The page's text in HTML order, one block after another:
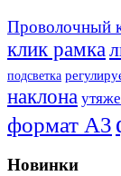
Проволочный
клик рамка
подсветка
наклона
формат А3
Новинки